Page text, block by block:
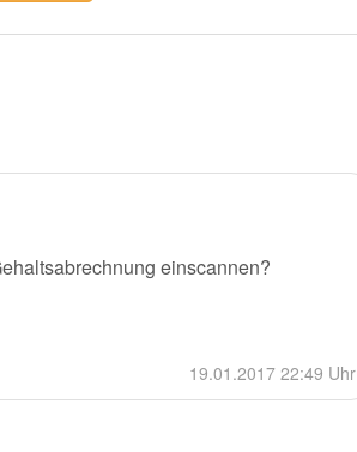
einscannen?
19.01.2017 22:49 Uhr